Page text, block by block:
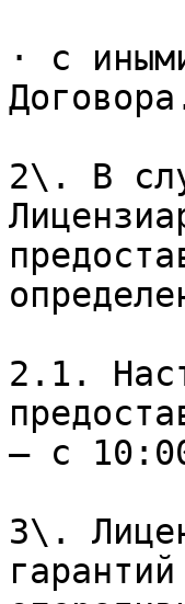
· с
2\. В
2.1.
– с
3\.